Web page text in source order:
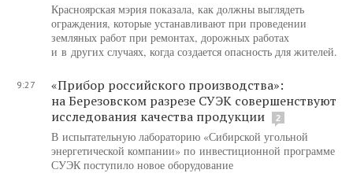
Красноярская мэрия показала, как должны выглядеть
ограждения, которые устанавливают при проведении
земляных работ при ремонтах, дорожных работах
и в других случаях, когда создается опасность для жителей.
9:27
«Прибор российского производства»:
на Березовском разрезе СУЭК совершенствуют
исследования качества продукции
2
В испытательную лабораторию «Сибирской угольной
энергетической компании» по инвестиционной программе
СУЭК поступило новое оборудование